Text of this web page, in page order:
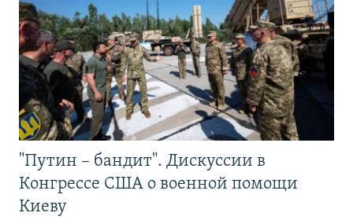
"Путин – бандит". Дискуссии в
Конгрессе США о военной помощи
Киеву